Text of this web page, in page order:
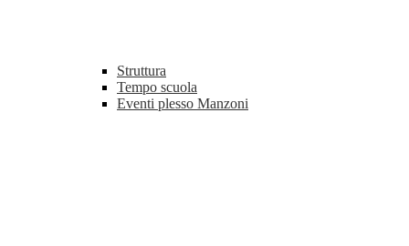
Struttura
Tempo scuola
Eventi plesso Manzoni